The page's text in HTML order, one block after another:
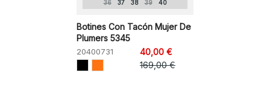
36
37 38 39 40
Botines Con Tacón Mujer De
Plumers 5345
20400731
40,00 €
169,00 €